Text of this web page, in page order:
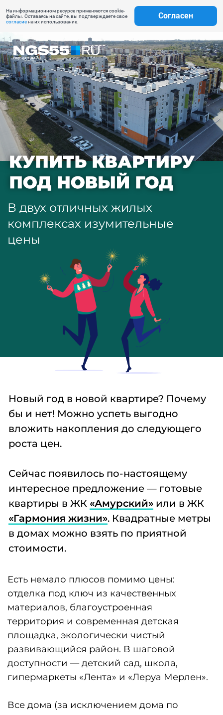
На информационном ресурсе применяются cookie-
файлы. Оставаясь на сайте, вы подтверждаете свое
согласиена их использование.
Согласен
В двух отличных жилых
комплексах изумительные
цены
Новый год в новой квартире? Почему
бы и нет! Можно успеть выгодно
вложить накопления до следующего
Сейчас появилось по-настоящему
интересное предложение — готовые
квартиры в ЖК«Амурский»или в ЖК
«Гармония жизни». Квадратные метры
Есть немало плюсов помимо цены:
материалов, благоустроенная
территория и современная детская
доступности — детский сад, школа,
Все дома (за исключением дома по
адресу 21-я Амурская, 67) уже заселены.
Можно заехать и начать жить прямо в
день покупки! Это очень удобно для тех,
старую квартиру, ведь теперь не нужно
Квартиры во всех домах можно купить в
ипотеку и с использованием
маткапитала.